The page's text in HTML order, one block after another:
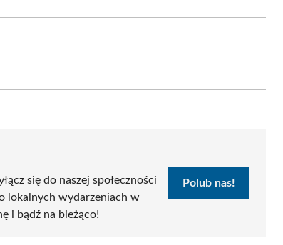
się do naszej społeczności
lokalnych wydarzeniach w
i bądź na bieżąco!
Polub nas!